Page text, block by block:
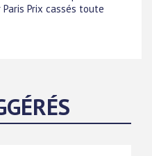
Prix cassés toute